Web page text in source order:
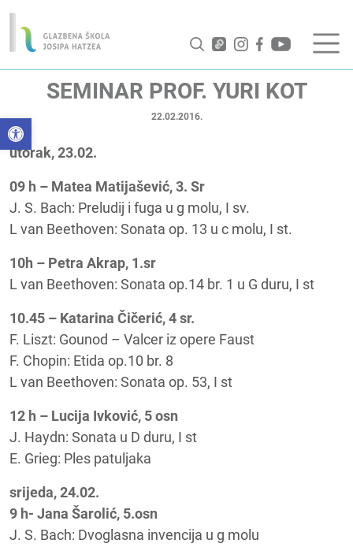
Open toolbar
SEMINAR PROF. YURI KOT
22.02.2016.
utorak, 23.02.
09 h – Matea Matijašević, 3. Sr
J. S. Bach: Preludij i fuga u g molu, I sv.
L van Beethoven: Sonata op. 13 u c molu, I st.
10h – Petra Akrap, 1.sr
L van Beethoven: Sonata op.14 br. 1 u G duru, I st
10.45 – Katarina Čičerić, 4 sr.
F. Liszt: Gounod – Valcer iz opere Faust
F. Chopin: Etida op.10 br. 8
L van Beethoven: Sonata op. 53, I st
12 h – Lucija Ivković, 5 osn
J. Haydn: Sonata u D duru, I st
E. Grieg: Ples patuljaka
srijeda, 24.02.
9 h- Jana Šarolić, 5.osn
J. S. Bach: Dvoglasna invencija u g molu